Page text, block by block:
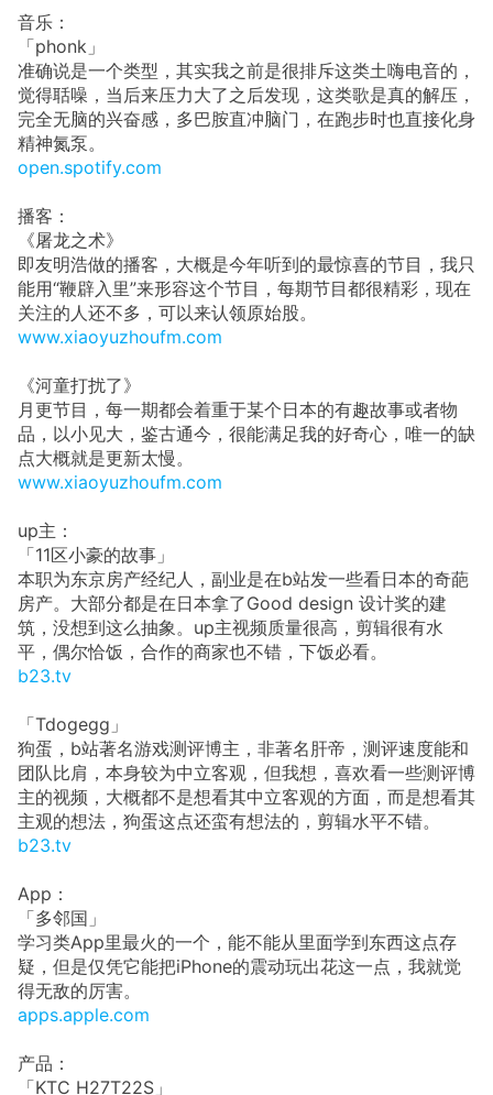
音乐：
「phonk」
准确说是一个类型，其实我之前是很排斥这类土嗨电音的，
觉得聒噪，当后来压力大了之后发现，这类歌是真的解压，
完全无脑的兴奋感，多巴胺直冲脑门，在跑步时也直接化身
精神氮泵。
open.spotify.com
播客：
《屠龙之术》
即友明浩做的播客，大概是今年听到的最惊喜的节目，我只
能用“鞭辟入里”来形容这个节目，每期节目都很精彩，现在
关注的人还不多，可以来认领原始股。
www.xiaoyuzhoufm.com
《河童打扰了》
月更节目，每一期都会着重于某个日本的有趣故事或者物
品，以小见大，鉴古通今，很能满足我的好奇心，唯一的缺
点大概就是更新太慢。
www.xiaoyuzhoufm.com
up主：
「11区小豪的故事」
本职为东京房产经纪人，副业是在b站发一些看日本的奇葩
房产。大部分都是在日本拿了Good design 设计奖的建
筑，没想到这么抽象。up主视频质量很高，剪辑很有水
平，偶尔恰饭，合作的商家也不错，下饭必看。
b23.tv
「Tdogegg」
狗蛋，b站著名游戏测评博主，非著名肝帝，测评速度能和
团队比肩，本身较为中立客观，但我想，喜欢看一些测评博
主的视频，大概都不是想看其中立客观的方面，而是想看其
主观的想法，狗蛋这点还蛮有想法的，剪辑水平不错。
b23.tv
App：
「多邻国」
学习类App里最火的一个，能不能从里面学到东西这点存
疑，但是仅凭它能把iPhone的震动玩出花这一点，我就觉
得无敌的厉害。
apps.apple.com
产品：
「KTC H27T22S」